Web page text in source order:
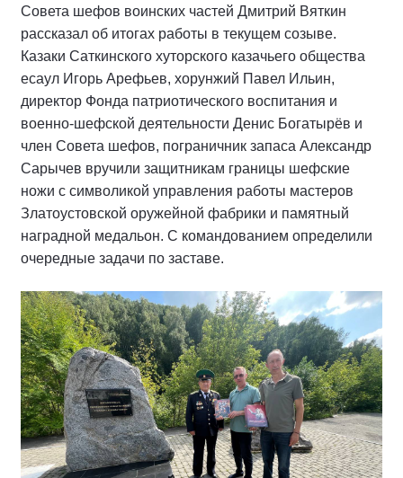
Совета шефов воинских частей Дмитрий Вяткин
рассказал об итогах работы в текущем созыве.
Казаки Саткинского хуторского казачьего общества
есаул Игорь Арефьев, хорунжий Павел Ильин,
директор Фонда патриотического воспитания и
военно-шефской деятельности Денис Богатырёв и
член Совета шефов, пограничник запаса Александр
Сарычев вручили защитникам границы шефские
ножи с символикой управления работы мастеров
Златоустовской оружейной фабрики и памятный
наградной медальон. С командованием определили
очередные задачи по заставе.